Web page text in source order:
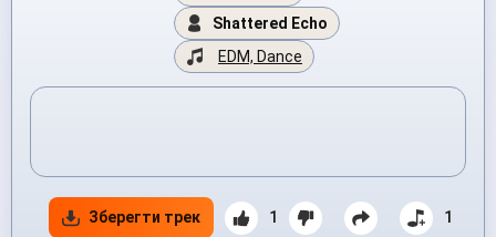
Shattered Echo
EDM, Dance
Зберегти трек 1 1